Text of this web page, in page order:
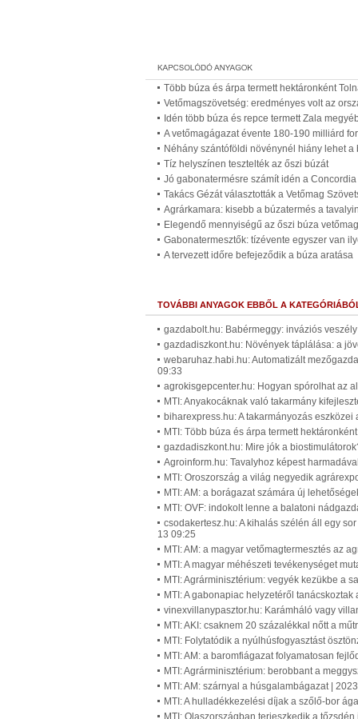
Több búza és árpa termett hektáronként
Vetőmagszövetség: eredményes volt az
Idén több búza és repce termett Zala
A vetőmagágazat évente 180-190 milliárd
Néhány szántóföldi növénynél hiány lehet
Tíz helyszínen tesztelték az őszi búzát
Jó gabonatermésre számít idén a Concordia
Takács Gézát választották a Vetőmag
Agrárkamara: kisebb a búzatermés a
Elegendő mennyiségű az őszi búza
Gabonatermesztők: tízévente egyszer van
A tervezett időre befejeződik a búza aratása
TOVÁBBI ANYAGOK EBBŐL A
gazdabolt.hu: Babérmeggy: inváziós
gazdadiszkont.hu: Növények táplálása: a
webaruhaz.habi.hu: Automatizált
09:33
agrokisgepcenter.hu: Hogyan spórolhat az
MTI: Anyakocáknak való takarmány
biharexpress.hu: A takarmányozás
MTI: Több búza és árpa termett
gazdadiszkont.hu: Mire jók a
Agroinform.hu: Tavalyhoz képest
MTI: Oroszország a világ negyedik
MTI: AM: a borágazat számára új
MTI: OVF: indokolt lenne a balatoni
csodakertesz.hu: A kihalás szélén áll egy
13 09:25
MTI: AM: a magyar vetőmagtermesztés az
MTI: A magyar méhészeti tevékenységet
MTI: Agrárminisztérium: vegyék kezükbe a
MTI: A gabonapiac helyzetéről
vinexvillanypasztor.hu: Karámháló vagy
MTI: AKI: csaknem 20 százalékkal nőtt a
MTI: Folytatódik a nyúlhúsfogyasztást
MTI: AM: a baromfiágazat folyamatosan
MTI: Agrárminisztérium: berobbant a
MTI: AM: szárnyal a húsgalambágazat |
MTI: A hulladékkezelési díjak a szőlő-bor
MTI: Olaszországban terjeszkedik a